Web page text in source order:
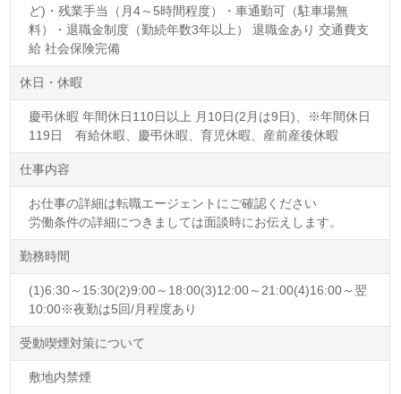
ど)・残業手当（月4～5時間程度）・車通勤可（駐車場無
料）・退職金制度（勤続年数3年以上） 退職金あり 交通費支
給 社会保険完備
休日・休暇
慶弔休暇 年間休日110日以上 月10日(2月は9日)、※年間休日
119日 有給休暇、慶弔休暇、育児休暇、産前産後休暇
仕事内容
お仕事の詳細は転職エージェントにご確認ください
労働条件の詳細につきましては面談時にお伝えします。
勤務時間
(1)6:30～15:30(2)9:00～18:00(3)12:00～21:00(4)16:00～翌
10:00※夜勤は5回/月程度あり
受動喫煙対策について
敷地内禁煙